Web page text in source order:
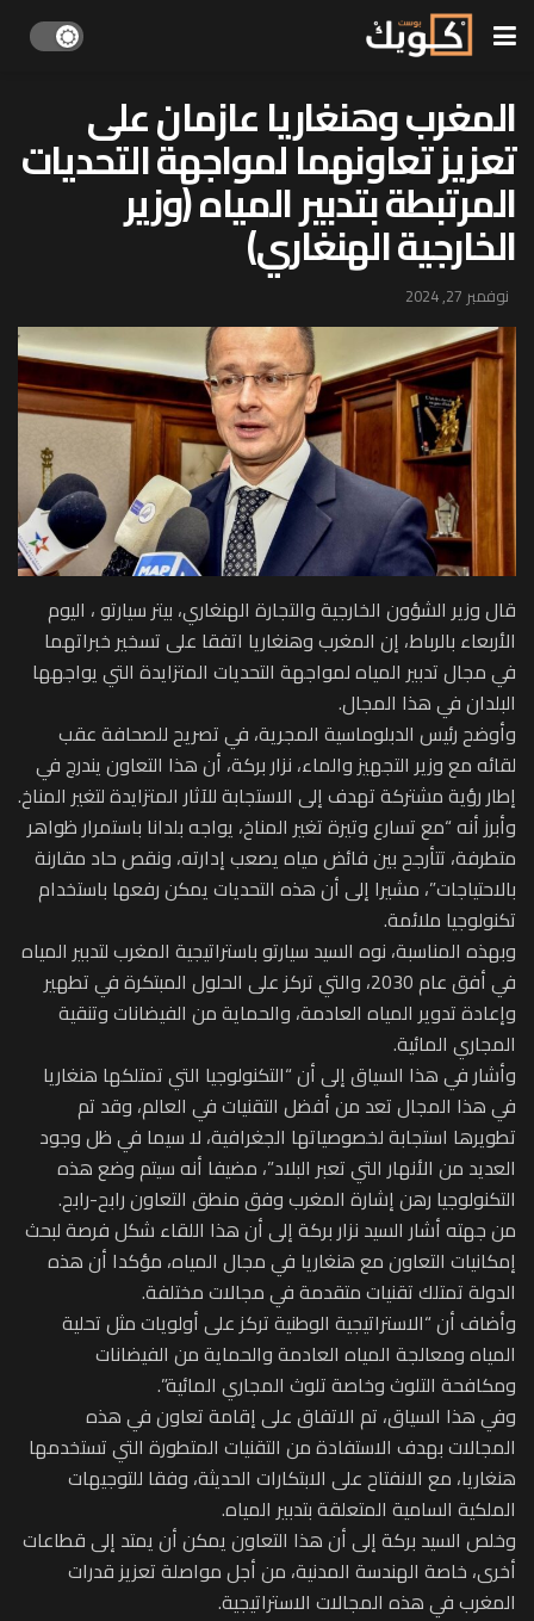
المغرب وهنغاريا عازمان على
تعزيز تعاونهما لمواجهة التحديات
المرتبطة بتدبير المياه (وزير
الخارجية الهنغاري)
نوفمبر 27, 2024
قال وزير الشؤون الخارجية والتجارة الهنغاري، بيتر سيارتو ، اليوم
الأربعاء بالرباط، إن المغرب وهنغاريا اتفقا على تسخير خبراتهما
في مجال تدبير المياه لمواجهة التحديات المتزايدة التي يواجهها
البلدان في هذا المجال.
وأوضح رئيس الدبلوماسية المجرية، في تصريح للصحافة عقب
لقائه مع وزير التجهيز والماء، نزار بركة، أن هذا التعاون يندرج في
إطار رؤية مشتركة تهدف إلى الاستجابة للآثار المتزايدة لتغير المناخ.
وأبرز أنه “مع تسارع وتيرة تغير المناخ، يواجه بلدانا باستمرار ظواهر
متطرفة، تتأرجح بين فائض مياه يصعب إدارته، ونقص حاد مقارنة
بالاحتياجات”، مشيرا إلى أن هذه التحديات يمكن رفعها باستخدام
تكنولوجيا ملائمة.
وبهذه المناسبة، نوه السيد سيارتو باستراتيجية المغرب لتدبير المياه
في أفق عام 2030، والتي تركز على الحلول المبتكرة في تطهير
وإعادة تدوير المياه العادمة، والحماية من الفيضانات وتنقية
المجاري المائية.
وأشار في هذا السياق إلى أن “التكنولوجيا التي تمتلكها هنغاريا
في هذا المجال تعد من أفضل التقنيات في العالم، وقد تم
تطويرها استجابة لخصوصياتها الجغرافية، لا سيما في ظل وجود
العديد من الأنهار التي تعبر البلاد”، مضيفا أنه سيتم وضع هذه
التكنولوجيا رهن إشارة المغرب وفق منطق التعاون رابح-رابح.
من جهته أشار السيد نزار بركة إلى أن هذا اللقاء شكل فرصة لبحث
إمكانيات التعاون مع هنغاريا في مجال المياه، مؤكدا أن هذه
الدولة تمتلك تقنيات متقدمة في مجالات مختلفة.
وأضاف أن “الاستراتيجية الوطنية تركز على أولويات مثل تحلية
المياه ومعالجة المياه العادمة والحماية من الفيضانات
ومكافحة التلوث وخاصة تلوث المجاري المائية”.
وفي هذا السياق، تم الاتفاق على إقامة تعاون في هذه
المجالات بهدف الاستفادة من التقنيات المتطورة التي تستخدمها
هنغاريا، مع الانفتاح على الابتكارات الحديثة، وفقا للتوجيهات
الملكية السامية المتعلقة بتدبير المياه.
وخلص السيد بركة إلى أن هذا التعاون يمكن أن يمتد إلى قطاعات
أخرى، خاصة الهندسة المدنية، من أجل مواصلة تعزيز قدرات
المغرب في هذه المجالات الاستراتيجية.